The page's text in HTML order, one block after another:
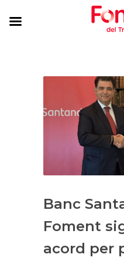
Banc
Foment
acord per